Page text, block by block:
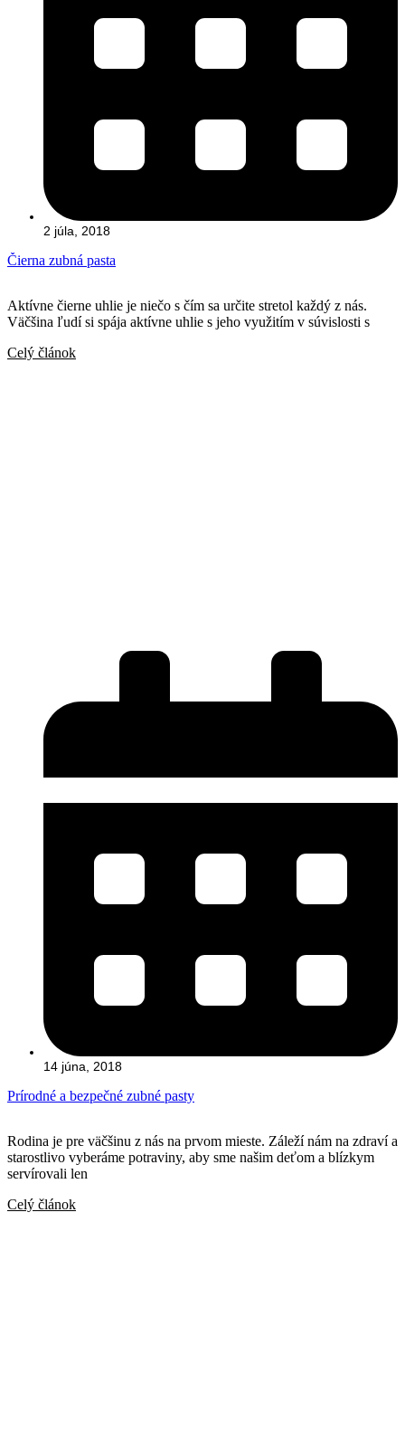
2 júla, 2018
Čierna zubná pasta
Aktívne čierne uhlie je niečo s čím sa určite stretol každý z nás.
Väčšina ľudí si spája aktívne uhlie s jeho využitím v súvislosti s
Celý článok
14 júna, 2018
Prírodné a bezpečné zubné pasty
Rodina je pre väčšinu z nás na prvom mieste. Záleží nám na zdraví a
starostlivo vyberáme potraviny, aby sme našim deťom a blízkym
servírovali len
Celý článok